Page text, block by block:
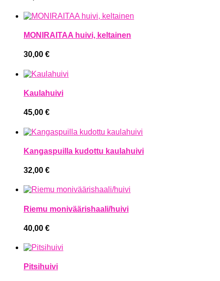
MONIRAITAA huivi, keltainen
30,00 €
Kaulahuivi
45,00 €
Kangaspuilla kudottu kaulahuivi
32,00 €
Riemu moniväärishaali/huivi
40,00 €
Pitsihuivi